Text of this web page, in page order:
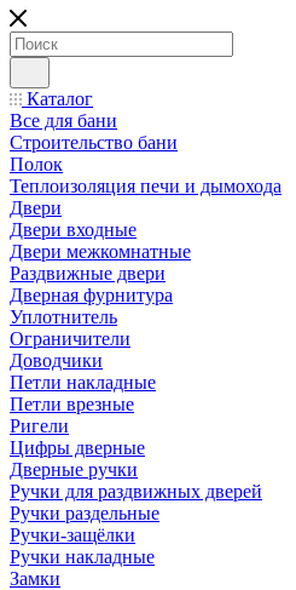
Каталог
Все для бани
Строительство бани
Полок
Теплоизоляция печи и дымохода
Двери
Двери входные
Двери межкомнатные
Раздвижные двери
Дверная фурнитура
Уплотнитель
Ограничители
Доводчики
Петли накладные
Петли врезные
Ригели
Цифры дверные
Дверные ручки
Ручки для раздвижных дверей
Ручки раздельные
Ручки-защёлки
Ручки накладные
Замки